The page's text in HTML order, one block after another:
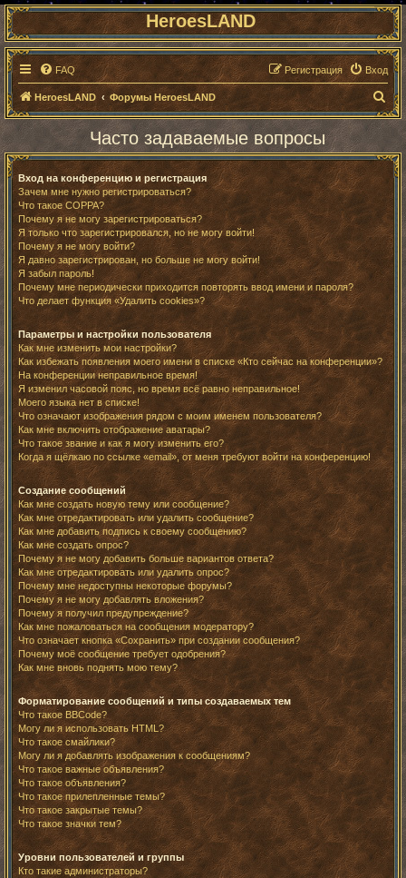
HeroesLAND
FAQ Вход
Регистрация
HeroesLAND Форумы HeroesLAND
П
о
с
Часто задаваемые вопросы
Вход на конференцию и регистрация
Зачем мне нужно регистрироваться?
Что такое COPPA?
Почему я не могу зарегистрироваться?
Я только что зарегистрировался, но не могу войти!
Почему я не могу войти?
Я давно зарегистрирован, но больше не могу войти!
Я забыл пароль!
Почему мне периодически приходится повторять ввод имени и пароля?
Что делает функция «Удалить cookies»?
Параметры и настройки пользователя
Как мне изменить мои настройки?
Как избежать появления моего имени в списке «Кто сейчас на конференции»?
На конференции неправильное время!
Я изменил часовой пояс, но время всё равно неправильное!
Моего языка нет в списке!
Что означают изображения рядом с моим именем пользователя?
Как мне включить отображение аватары?
Что такое звание и как я могу изменить его?
Когда я щёлкаю по ссылке «email», от меня требуют войти на конференцию!
Создание сообщений
Как мне создать новую тему или сообщение?
Как мне отредактировать или удалить сообщение?
Как мне добавить подпись к своему сообщению?
Как мне создать опрос?
Почему я не могу добавить больше вариантов ответа?
Как мне отредактировать или удалить опрос?
Почему мне недоступны некоторые форумы?
Почему я не могу добавлять вложения?
Почему я получил предупреждение?
Как мне пожаловаться на сообщения модератору?
Что означает кнопка «Сохранить» при создании сообщения?
Почему моё сообщение требует одобрения?
Как мне вновь поднять мою тему?
Форматирование сообщений и типы создаваемых тем
Что такое BBCode?
Могу ли я использовать HTML?
Что такое смайлики?
Могу ли я добавлять изображения к сообщениям?
Что такое важные объявления?
Что такое объявления?
Что такое прилепленные темы?
Что такое закрытые темы?
Что такое значки тем?
Уровни пользователей и группы
Кто такие администраторы?